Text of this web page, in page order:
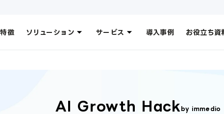
徴 ソリューション サービス 導入事例 お役立ち資
AI Growth Hack by immedio